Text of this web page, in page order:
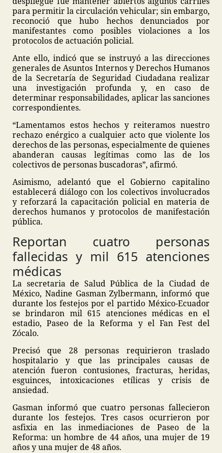
para permitir la circulación vehicular; sin embargo,
reconoció que hubo hechos denunciados por
manifestantes como posibles violaciones a los
protocolos de actuación policial.
Ante ello, indicó que se instruyó a las direcciones
generales de Asuntos Internos y Derechos Humanos
de la Secretaría de Seguridad Ciudadana realizar
una investigación profunda y, en caso de
determinar responsabilidades, aplicar las sanciones
correspondientes.
“Lamentamos estos hechos y reiteramos nuestro
rechazo enérgico a cualquier acto que violente los
derechos de las personas, especialmente de quienes
abanderan causas legítimas como las de los
colectivos de personas buscadoras”, afirmó.
Asimismo, adelantó que el Gobierno capitalino
establecerá diálogo con los colectivos involucrados
y reforzará la capacitación policial en materia de
derechos humanos y protocolos de manifestación
pública.
Reportan cuatro personas
fallecidas y mil 615 atenciones
médicas
La secretaria de Salud Pública de la Ciudad de
México, Nadine Gasman Zylbermann, informó que
durante los festejos por el partido México-Ecuador
se brindaron mil 615 atenciones médicas en el
estadio, Paseo de la Reforma y el Fan Fest del
Zócalo.
Precisó que 28 personas requirieron traslado
hospitalario y que las principales causas de
atención fueron contusiones, fracturas, heridas,
esguinces, intoxicaciones etílicas y crisis de
ansiedad.
Gasman informó que cuatro personas fallecieron
durante los festejos. Tres casos ocurrieron por
asfixia en las inmediaciones de Paseo de la
Reforma: un hombre de 44 años, una mujer de 19
años y una mujer de 48 años.